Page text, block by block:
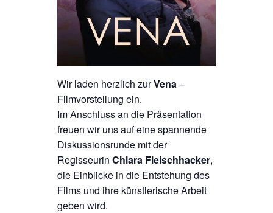
Wir laden herzlich zurVena –
Filmvorstellung ein.
Im Anschluss an die Präsentation
freuen wir uns auf eine spannende
Diskussionsrunde mit der
Regisseurin Chiara Fleischhacker,
die Einblicke in die Entstehung des
Films und ihre künstlerische Arbeit
geben wird.